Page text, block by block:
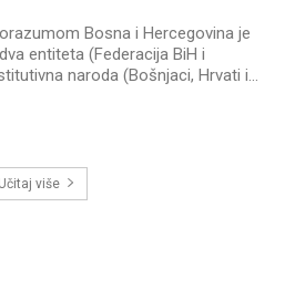
entiteta (Federacija BiH i
naroda (Bošnjaci, Hrvati i...
Učitaj više